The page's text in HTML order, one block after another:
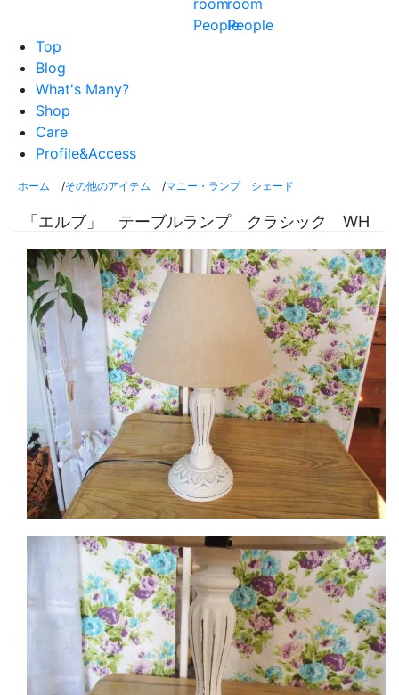
Top
Blog
What's Many?
Shop
Care
Profile&Access
ホーム /その他のアイテム /マニー・ランプ シェード
「エルブ」 テーブルランプ クラシック WH